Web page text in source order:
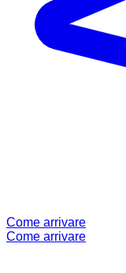
Come arrivare
Come arrivare